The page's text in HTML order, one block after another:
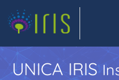
UNICA IRIS